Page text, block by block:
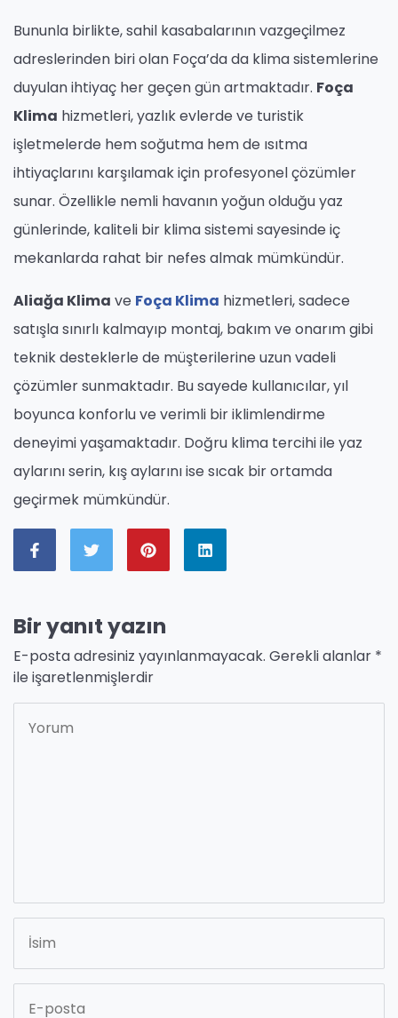
Bununla birlikte, sahil kasabalarının vazgeçilmez
adreslerinden biri olan Foça’da da klima sistemlerine
duyulan ihtiyaç her geçen gün artmaktadır. Foça
Klima hizmetleri, yazlık evlerde ve turistik
işletmelerde hem soğutma hem de ısıtma
ihtiyaçlarını karşılamak için profesyonel çözümler
sunar. Özellikle nemli havanın yoğun olduğu yaz
günlerinde, kaliteli bir klima sistemi sayesinde iç
mekanlarda rahat bir nefes almak mümkündür.
Aliağa Klima ve Foça Klima hizmetleri, sadece
satışla sınırlı kalmayıp montaj, bakım ve onarım gibi
teknik desteklerle de müşterilerine uzun vadeli
çözümler sunmaktadır. Bu sayede kullanıcılar, yıl
boyunca konforlu ve verimli bir iklimlendirme
deneyimi yaşamaktadır. Doğru klima tercihi ile yaz
aylarını serin, kış aylarını ise sıcak bir ortamda
geçirmek mümkündür.
Bir yanıt yazın
E-posta adresiniz yayınlanmayacak. Gerekli alanlar *
ile işaretlenmişlerdir